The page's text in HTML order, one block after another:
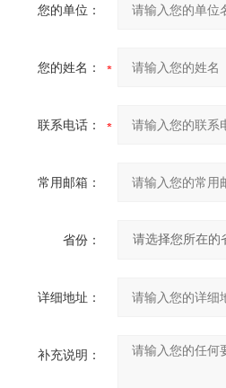
您的单位：
您的姓名：
联系电话：
常用邮箱：
省份：
详细地址：
补充说明：